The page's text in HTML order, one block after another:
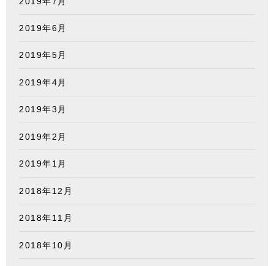
2019年6月
2019年5月
2019年4月
2019年3月
2019年2月
2019年1月
2018年12月
2018年11月
2018年10月